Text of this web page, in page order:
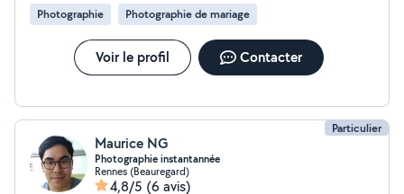
Photographie Photographie de mariage
Voir le profil Contacter
Particulier
Maurice NG
Photographie instantannée
Rennes (Beauregard)
4,8/5 (6 avis)